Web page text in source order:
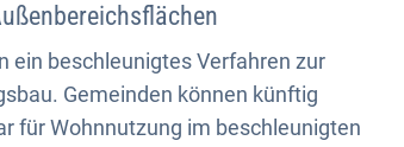
ein beschleunigtes Verfahren zur
Gemeinden können künftig
für Wohnnutzung im beschleunigten